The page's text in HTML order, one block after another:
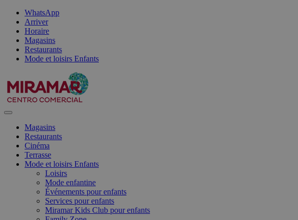
WhatsApp
Arriver
Horaire
Magasins
Restaurants
Mode et loisirs Enfants
Magasins
Restaurants
Cinéma
Terrasse
Mode et loisirs Enfants
Loisirs
Mode enfantine
Événements pour enfants
Services pour enfants
Miramar Kids Club pour enfants